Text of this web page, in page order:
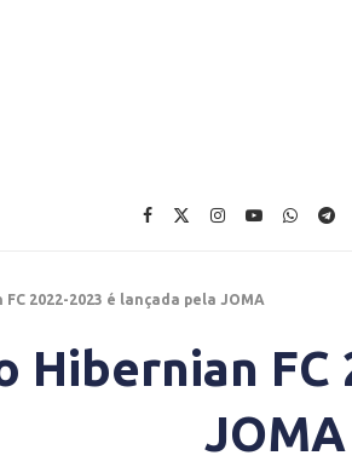
2022-2023 é lançada pela JOMA
Hibernian FC
JOMA